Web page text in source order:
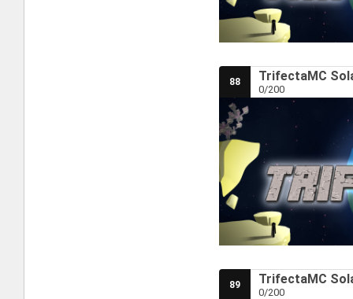
88 TrifectaMC
0/200
89 TrifectaMC
0/200